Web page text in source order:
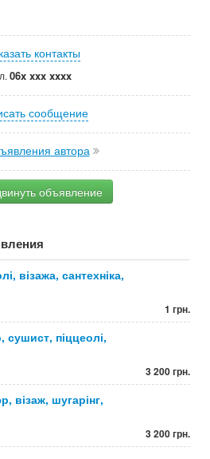
контакты
06x xxx xxxx
сообщение
автора
объявление
візажа, сантехніка,
1 грн.
сушист, піццеолі,
3 200 грн.
візаж, шугарінг,
3 200 грн.